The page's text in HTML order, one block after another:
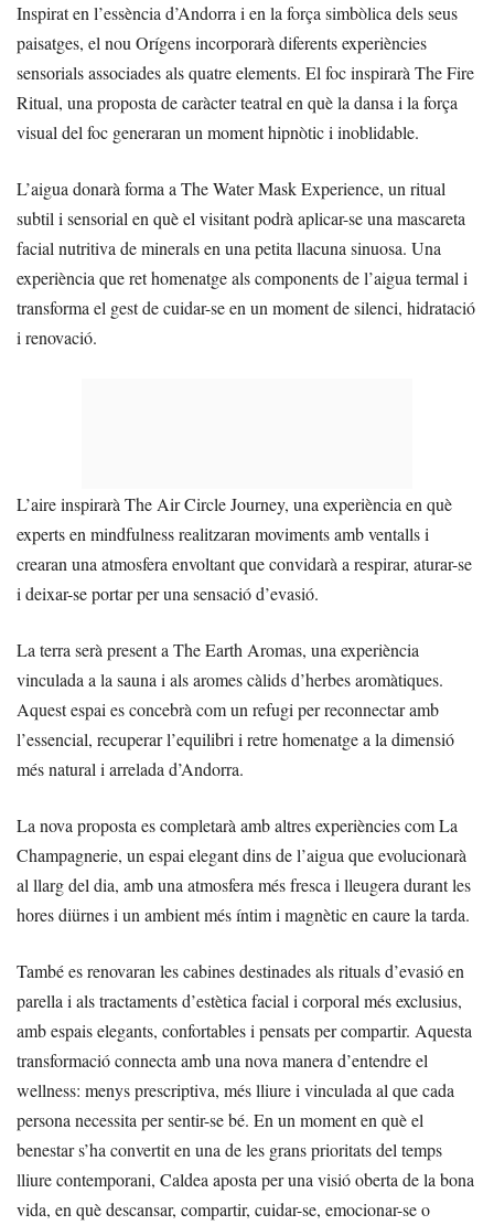
Inspirat en l’essència d’Andorra i en la força simbòlica dels seus
paisatges, el nou Orígens incorporarà diferents experiències
sensorials associades als quatre elements. El foc inspirarà The Fire
Ritual, una proposta de caràcter teatral en què la dansa i la força
visual del foc generaran un moment hipnòtic i inoblidable.
L’aigua donarà forma a The Water Mask Experience, un ritual
subtil i sensorial en què el visitant podrà aplicar-se una mascareta
facial nutritiva de minerals en una petita llacuna sinuosa. Una
experiència que ret homenatge als components de l’aigua termal i
transforma el gest de cuidar-se en un moment de silenci, hidratació
i renovació.
L’aire inspirarà The Air Circle Journey, una experiència en què
experts en mindfulness realitzaran moviments amb ventalls i
crearan una atmosfera envoltant que convidarà a respirar, aturar-se
i deixar-se portar per una sensació d’evasió.
La terra serà present a The Earth Aromas, una experiència
vinculada a la sauna i als aromes càlids d’herbes aromàtiques.
Aquest espai es concebrà com un refugi per reconnectar amb
l’essencial, recuperar l’equilibri i retre homenatge a la dimensió
més natural i arrelada d’Andorra.
La nova proposta es completarà amb altres experiències com La
Champagnerie, un espai elegant dins de l’aigua que evolucionarà
al llarg del dia, amb una atmosfera més fresca i lleugera durant les
hores diürnes i un ambient més íntim i magnètic en caure la tarda.
També es renovaran les cabines destinades als rituals d’evasió en
parella i als tractaments d’estètica facial i corporal més exclusius,
amb espais elegants, confortables i pensats per compartir. Aquesta
transformació connecta amb una nova manera d’entendre el
wellness: menys prescriptiva, més lliure i vinculada al que cada
persona necessita per sentir-se bé. En un moment en què el
benestar s’ha convertit en una de les grans prioritats del temps
lliure contemporani, Caldea aposta per una visió oberta de la bona
vida, en què descansar, compartir, cuidar-se, emocionar-se o